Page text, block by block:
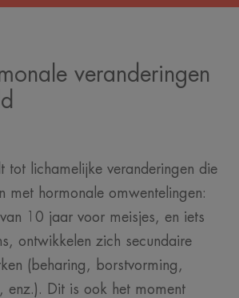
veranderingen
tot lichamelijke veranderingen die
met hormonale omwentelingen:
10 jaar voor meisjes, en iets
ontwikkelen zich secundaire
(beharing, borstvorming,
enz.). Dit is ook het moment